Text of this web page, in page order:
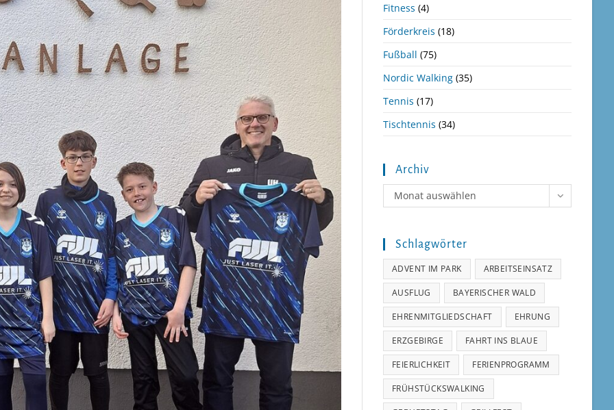
Fitness (4)
Förderkreis (18)
Fußball (75)
Nordic Walking (35)
Tennis (17)
Tischtennis (34)
Archiv
Archiv
Monat auswählen
Schlagwörter
ADVENT IM PARK ARBEITSEINSATZ
AUSFLUG BAYERISCHER WALD
EHRENMITGLIEDSCHAFT EHRUNG
ERZGEBIRGE FAHRT INS BLAUE
FEIERLICHKEIT FERIENPROGRAMM
FRÜHSTÜCKSWALKING